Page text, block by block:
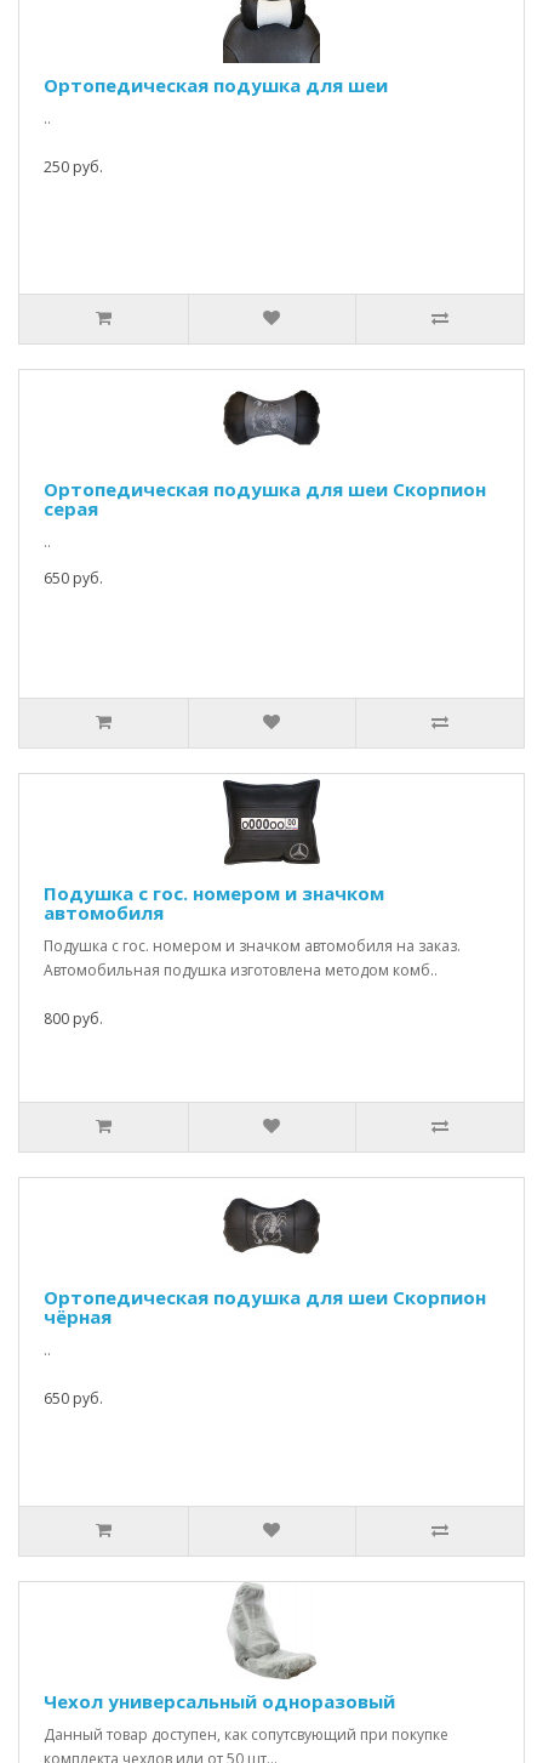
Ортопедическая подушка для шеи
..
250 руб.
Ортопедическая подушка для шеи Скорпион
серая
..
650 руб.
Подушка с гос. номером и значком
автомобиля
Подушка с гос. номером и значком автомобиля на заказ.
Автомобильная подушка изготовлена методом комб..
800 руб.
Ортопедическая подушка для шеи Скорпион
чёрная
..
650 руб.
Чехол универсальный одноразовый
Данный товар доступен, как сопутсвующий при покупке
комплекта чехлов или от 50 шт...